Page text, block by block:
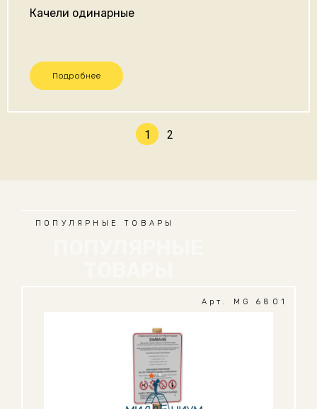
Качели одинарные
Подробнее
1 2
ПОПУЛЯРНЫЕ ТОВАРЫ
Арт. MG 6801